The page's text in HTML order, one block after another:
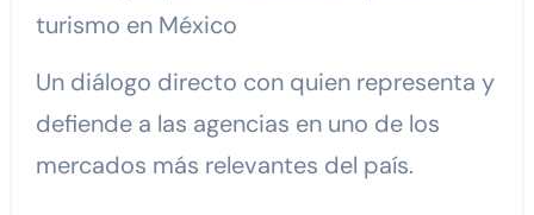
turismo en México
Un diálogo directo con quien representa y
defiende a las agencias en uno de los
mercados más relevantes del país.